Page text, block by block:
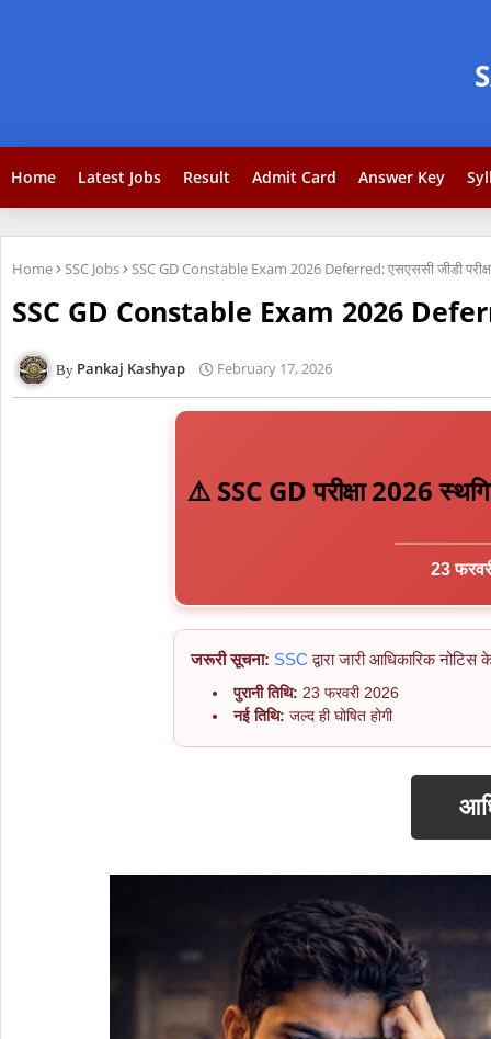
Home Latest Jobs Result Admit Card Answer Key
Home SSC Jobs SSC GD Constable Exam 2026 Deferred: एसएससी जीडी परीक्षा
SSC GD Constable Exam 2026
Pankaj Kashyap February 17, 2026
⚠️ SSC GD परीक्षा 2026
23
जरूरी सूचना: SSC द्वारा जारी आधिकारिक
पुरानी तिथि: 23 फरवरी 2026
नई तिथि: जल्द ही घोषित होगी